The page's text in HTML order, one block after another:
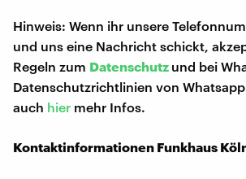
Hinweis: Wenn ihr unsere
und uns eine Nachricht schickt,
Regeln zum Datenschutz und bei
Datenschutzrichtlinien von
auch hier mehr Infos.
Kontaktinformationen Funkhaus